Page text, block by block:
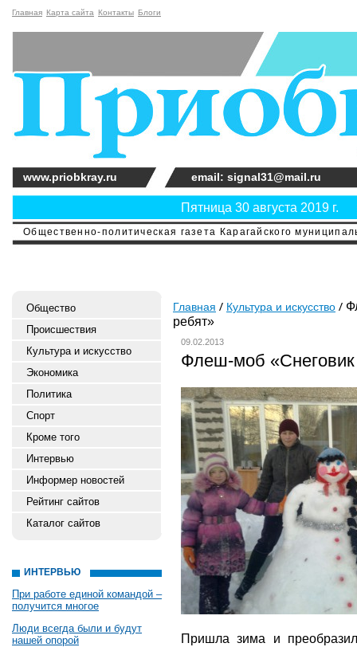
Главная Карта сайта Контакты Блоги
Общественно-политическая газета Карагайского
Пятница 30 августа 2019 г.
www.priobkray.ru email: signal31@mail.ru
Общество
Происшествия
Культура и искусство
Экономика
Политика
Спорт
Кроме того
Интервью
Информер новостей
Рейтинг сайтов
Каталог сайтов
ИНТЕРВЬЮ
При работе единой командой –
получится многое
Люди всегда были и будут
нашей опорой
Главная Культура и искусство
ребят»
09.02.2013
Флеш-моб «Снеговик
Пришла зима и